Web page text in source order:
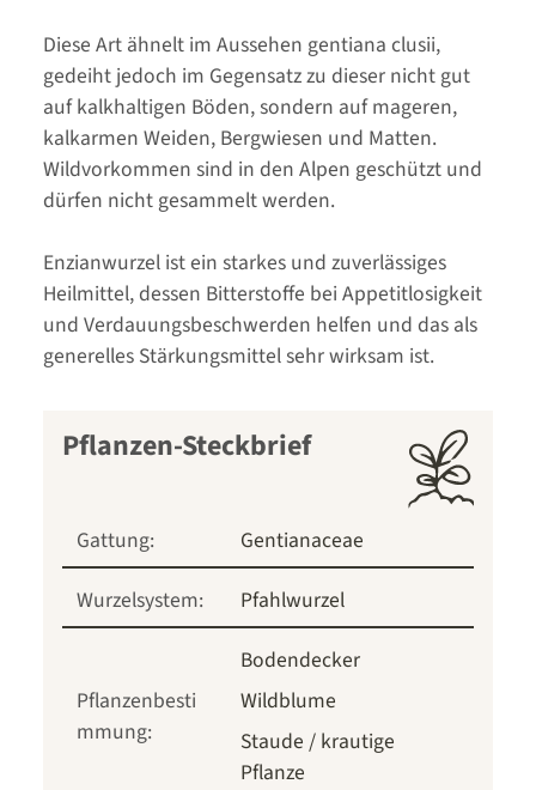
Diese Art ähnelt im Aussehen gentiana clusii,
gedeiht jedoch im Gegensatz zu dieser nicht gut
auf kalkhaltigen Böden, sondern auf mageren,
kalkarmen Weiden, Bergwiesen und Matten.
Wildvorkommen sind in den Alpen geschützt und
dürfen nicht gesammelt werden.
Enzianwurzel ist ein starkes und zuverlässiges
Heilmittel, dessen Bitterstoffe bei Appetitlosigkeit
und Verdauungsbeschwerden helfen und das als
generelles Stärkungsmittel sehr wirksam ist.
Pflanzen-Steckbrief
Gattung:
Gentianaceae
Wurzelsystem:
Pfahlwurzel
Pflanzenbesti
mmung:
Bodendecker
Wildblume
Staude / krautige
Pflanze